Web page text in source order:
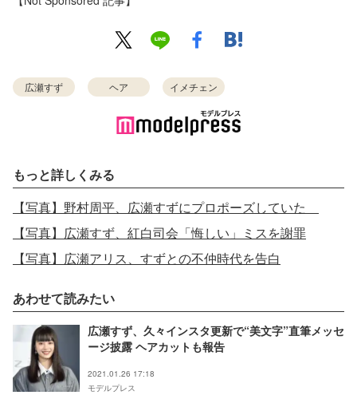
広瀬すず ヘア イメチェン
もっと詳しくみる
【写真】野村周平、広瀬すずにプロポーズしていた
【写真】広瀬すず、紅白司会「悔しい」ミスを謝罪
【写真】広瀬アリス、すずとの不仲時代を告白
あわせて読みたい
広瀬すず、久々インスタ更新で“美文字”直筆メッセ
ージ披露 ヘアカットも報告
2021.01.26 17:18
モデルプレス